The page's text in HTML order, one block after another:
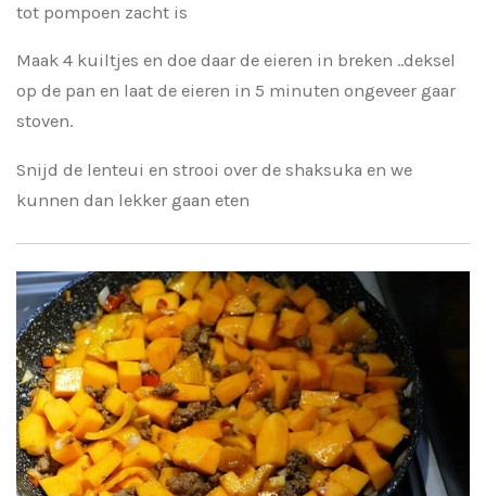
tot pompoen zacht is
Maak 4 kuiltjes en doe daar de eieren in breken ..deksel
op de pan en laat de eieren in 5 minuten ongeveer gaar
stoven.
Snijd de lenteui en strooi over de shaksuka en we
kunnen dan lekker gaan eten